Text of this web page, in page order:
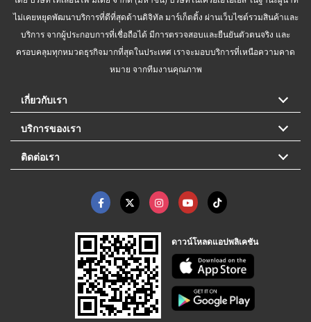
ไม่เคยหยุดพัฒนาบริการที่ดีที่สุดด้านดิจิทัล มาร์เก็ตติ้ง ผ่านเว็บไซต์รวมสินค้าและ
บริการ จากผู้ประกอบการที่เชื่อถือได้ มีการตรวจสอบและยืนยันตัวตนจริง และ
ครอบคลุมทุกหมวดธุรกิจมากที่สุดในประเทศ เราจะมอบบริการที่เหนือความคาด
หมาย จากทีมงานคุณภาพ
เกี่ยวกับเรา
บริการของเรา
ติดต่อเรา
ดาวน์โหลดแอปพลิเคชัน